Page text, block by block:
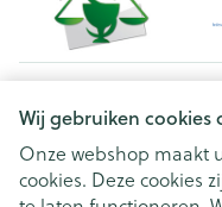
Wij gebruiken cookies
Onze webshop maakt
cookies. Deze cookies
Juridische links